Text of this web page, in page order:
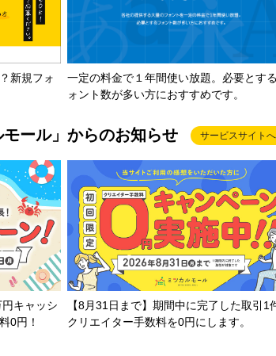
新規フォ
一定の料金で１年間使い放題。必要とす
ォント数が多い方におすすめです。
ール」からのお知らせ サービスサイトへ
円キャッシ
0円！
【8月31日まで】期間中に完了した取引1
クリエイター手数料を0円にします。